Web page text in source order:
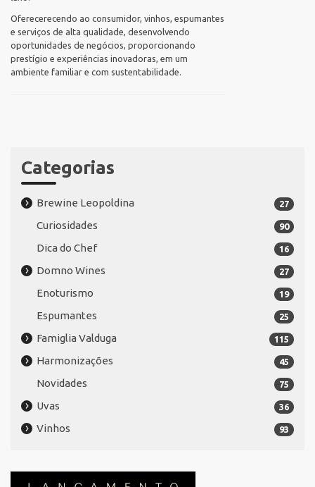
Oferecerecendo ao consumidor, vinhos, espumantes
e serviços de alta qualidade, desenvolvendo
oportunidades de negócios, proporcionando
prestígio e experiências inovadoras, em um
ambiente familiar e com sustentabilidade.
Categorias
27
Brewine Leopoldina
90
Curiosidades
16
Dica do Chef
27
Domno Wines
19
Enoturismo
25
Espumantes
115
Famiglia Valduga
45
Harmonizações
75
Novidades
36
Uvas
93
Vinhos